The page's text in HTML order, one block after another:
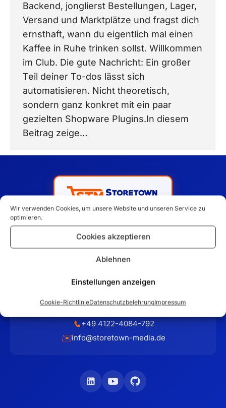
Wir verwenden Cookies, um unsere Website und unseren Service zu
optimieren.
Cookies akzeptieren
Ablehnen
Einstellungen anzeigen
Cookie-RichtlinieDatenschutzbelehrungImpressum
Backend, jonglierst Bestellungen, Lager,
Versand und Marktplätze und fragst dich
ernsthaft, wann du eigentlich mal einen
Kaffee in Ruhe trinken sollst. Willkommen
im Club. Die gute Nachricht: Ein großer
Teil deiner To-dos lässt sich
automatisieren. Nicht theoretisch,
sondern ganz konkret mit ein paar
gezielten Shopware Plugins.In diesem
Beitrag zeige…
Ihr Partner für maßgeschneiderte E-Commerce-Lösungen
und professionelle Firmenauftritte im Raum Hamburg. Seit
2012 entwickeln wir erfolgreiche Online-Shops mit
📍Schilfweg 17
📞+49 4122-4084-792
✉️info@storetown-media.de